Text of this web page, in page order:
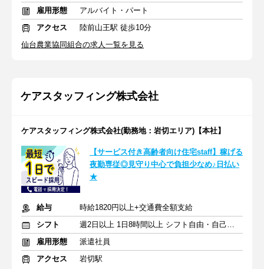
雇用形態
アルバイト・パート
アクセス
陸前山王駅 徒歩10分
仙台農業協同組合の求人一覧を見る
ケアスタッフィング株式会社
ケアスタッフィング株式会社(勤務地：岩切エリア)【本社】
【サービス付き高齢者向け住宅staff】稼げる
夜勤専従◎見守り中心で負担少なめ♪日払い
★
給与
時給1820円以上+交通費全額支給
シフト
週2日以上 1日8時間以上 シフト自由・自己申告
雇用形態
派遣社員
アクセス
岩切駅